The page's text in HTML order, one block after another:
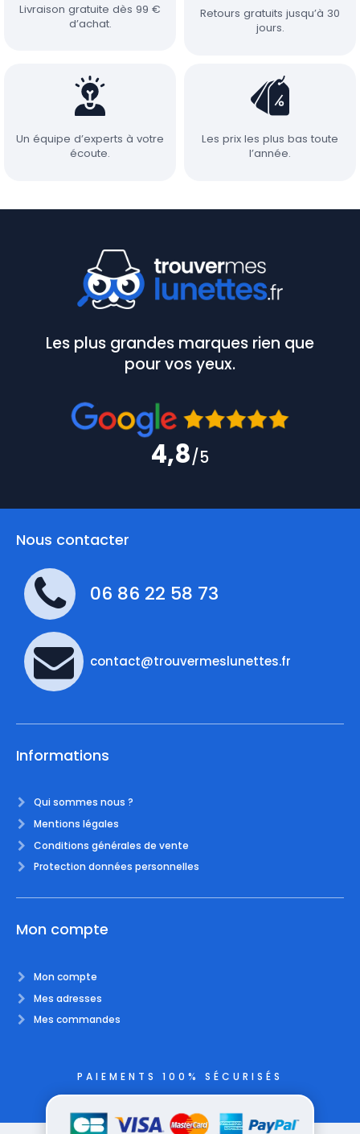
Livraison gratuite dès 99 €
d’achat.
Retours gratuits jusqu’à 30
jours.
Un équipe d’experts à votre
écoute.
Les prix les plus bas toute
l’année.
Les plus grandes marques rien que
pour vos yeux.
4,8/5
Nous contacter
06 86 22 58 73
contact@trouvermeslunettes.fr
Informations
Qui sommes nous ?
Mentions légales
Conditions générales de vente
Protection données personnelles
Mon compte
Mon compte
Mes adresses
Mes commandes
PAIEMENTS 100% SÉCURISÉS